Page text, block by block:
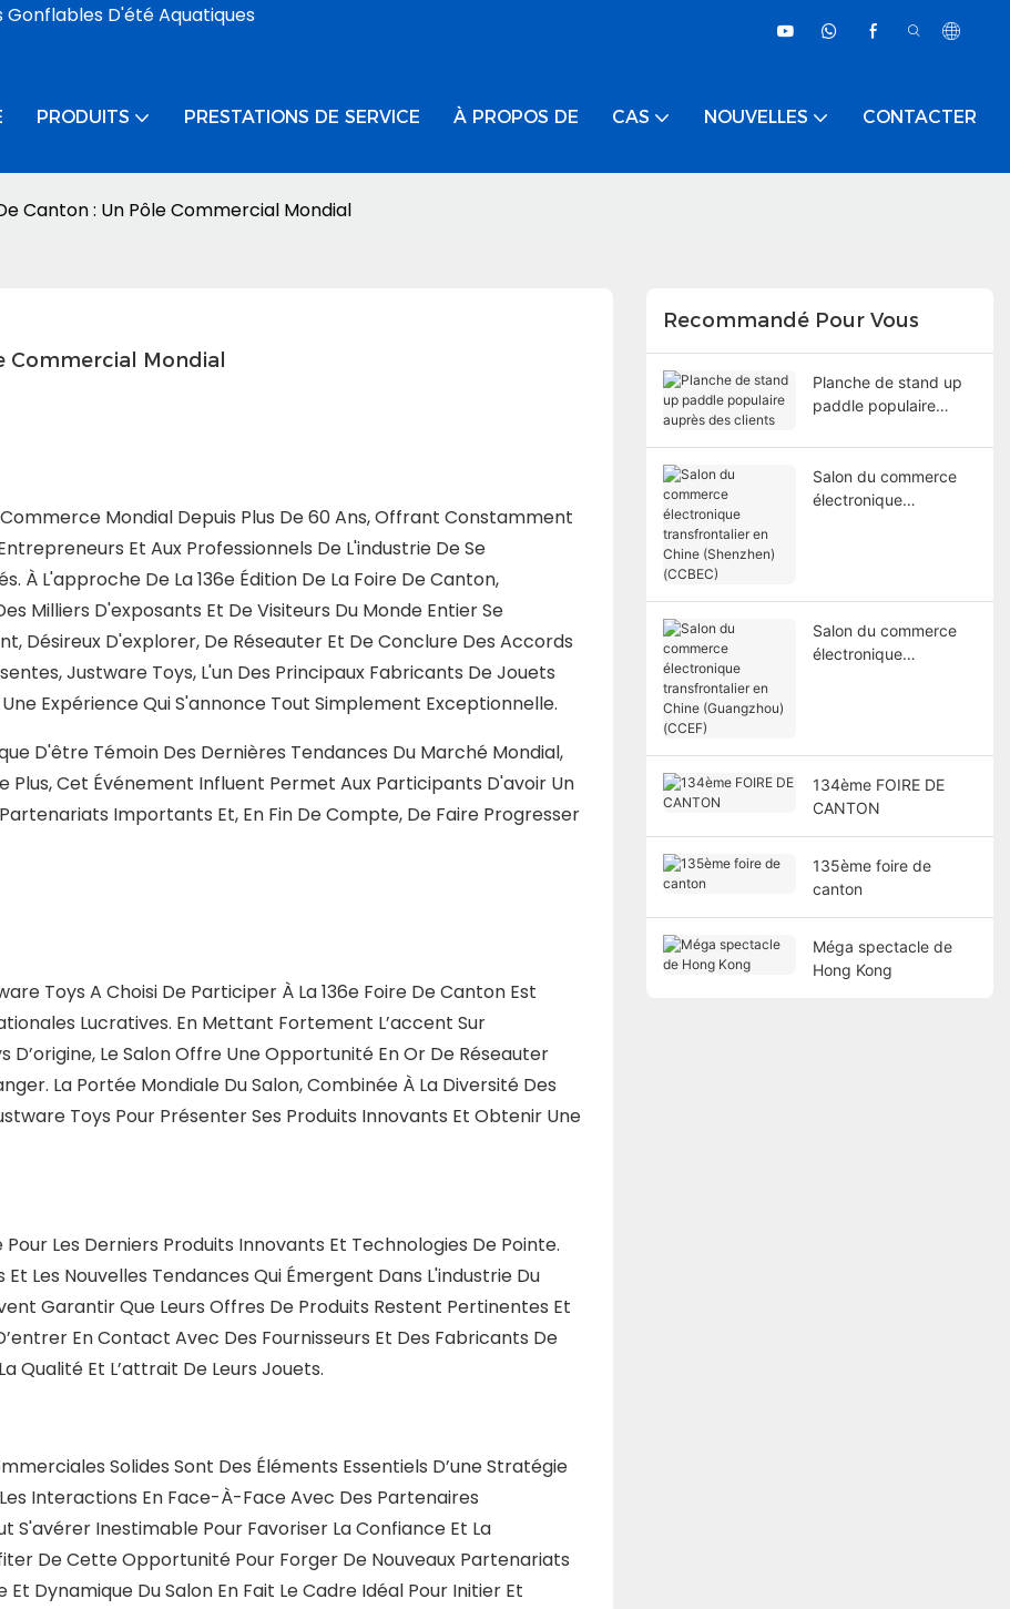
D'été Aquatiques
PRODUITS PRESTATIONS DE SERVICE À PROPOS DE CAS NOUVELLES CONTACTER
Canton : Un Pôle Commercial Mondial
Commercial Mondial
Mondial Depuis Plus De 60 Ans, Offrant Constamment
Et Aux Professionnels De L'industrie De Se
L'approche De La 136e Édition De La Foire De Canton,
Milliers D'exposants Et De Visiteurs Du Monde Entier Se
Désireux D'explorer, De Réseauter Et De Conclure Des Accords
Justware Toys, L'un Des Principaux Fabricants De Jouets
Expérience Qui S'annonce Tout Simplement Exceptionnelle.
D'être Témoin Des Dernières Tendances Du Marché Mondial,
Plus, Cet Événement Influent Permet Aux Participants D'avoir Un
Importants Et, En Fin De Compte, De Faire Progresser
Toys A Choisi De Participer À La 136e Foire De Canton Est
Lucratives. En Mettant Fortement L’accent Sur
D’origine, Le Salon Offre Une Opportunité En Or De Réseauter
La Portée Mondiale Du Salon, Combinée À La Diversité Des
Toys Pour Présenter Ses Produits Innovants Et Obtenir Une
Les Derniers Produits Innovants Et Technologies De Pointe.
Les Nouvelles Tendances Qui Émergent Dans L'industrie Du
Garantir Que Leurs Offres De Produits Restent Pertinentes Et
En Contact Avec Des Fournisseurs Et Des Fabricants De
Qualité Et L’attrait De Leurs Jouets.
Solides Sont Des Éléments Essentiels D’une Stratégie
Interactions En Face-À-Face Avec Des Partenaires
S'avérer Inestimable Pour Favoriser La Confiance Et La
De Cette Opportunité Pour Forger De Nouveaux Partenariats
Dynamique Du Salon En Fait Le Cadre Idéal Pour Initier Et
Recommandé Pour Vous
Planche de stand up
paddle populaire
Salon du commerce
électronique
Salon du commerce
électronique
134ème FOIRE DE
CANTON
135ème foire de
canton
Méga spectacle de
Hong Kong